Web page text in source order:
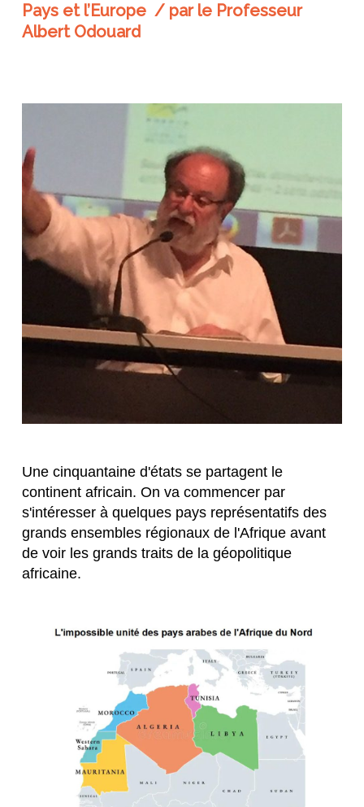
Pays et l’Europe / par le Professeur
Albert Odouard
Une cinquantaine d'états se partagent le
continent africain. On va commencer par
s'intéresser à quelques pays représentatifs des
grands ensembles régionaux de l'Afrique avant
de voir les grands traits de la géopolitique
africaine.